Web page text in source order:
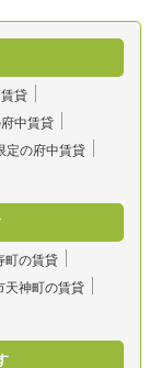
貸
中賃貸
定の府中賃貸
町の賃貸
天神町の賃貸